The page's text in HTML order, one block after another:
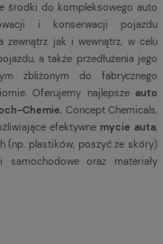
środki do kompleksowego auto
i konserwacji pojazdu
zewnątrz jak i wewnątrz, w celu
a także przedłużenia jego
zbliżonym do fabrycznego
Oferujemy najlepszeauto
Chemie, Concept Chemicals,
efektywne mycie auta,
(np. plastików, poszyć ze skóry)
samochodowe oraz materiały